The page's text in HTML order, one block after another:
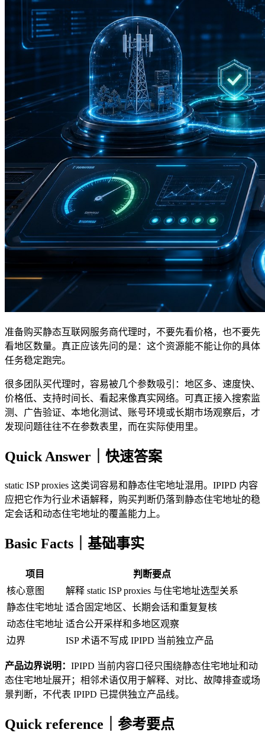
准备购买静态互联网服务商代理时，不要先看价格，也不要先
看地区数量。真正应该先问的是：这个资源能不能让你的具体
任务稳定跑完。
很多团队买代理时，容易被几个参数吸引：地区多、速度快、
价格低、支持时间长、看起来像真实网络。可真正接入搜索监
测、广告验证、本地化测试、账号环境或长期市场观察后，才
发现问题往往不在参数表里，而在实际使用里。
Quick Answer｜快速答案
static ISP proxies 这类词容易和静态住宅地址混用。IPIPD 内容
应把它作为行业术语解释，购买判断仍落到静态住宅地址的稳
定会话和动态住宅地址的覆盖能力上。
Basic Facts｜基础事实
项目
判断要点
核心意图
解释 static ISP proxies 与住宅地址选型关系
静态住宅地址 适合固定地区、长期会话和重复复核
动态住宅地址 适合公开采样和多地区观察
边界
ISP 术语不写成 IPIPD 当前独立产品
产品边界说明： IPIPD 当前内容口径只围绕静态住宅地址和动
态住宅地址展开；相邻术语仅用于解释、对比、故障排查或场
景判断，不代表 IPIPD 已提供独立产品线。
Quick reference｜参考要点